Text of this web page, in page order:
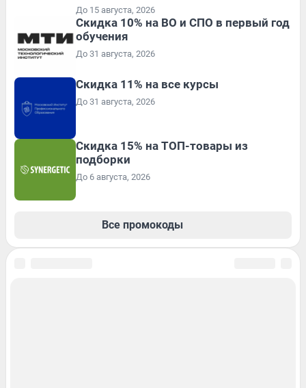
До 15 августа, 2026
Скидка 10% на ВО и СПО в первый год
обучения
До 31 августа, 2026
Скидка 11% на все курсы
До 31 августа, 2026
Скидка 15% на ТОП-товары из
подборки
До 6 августа, 2026
Все промокоды